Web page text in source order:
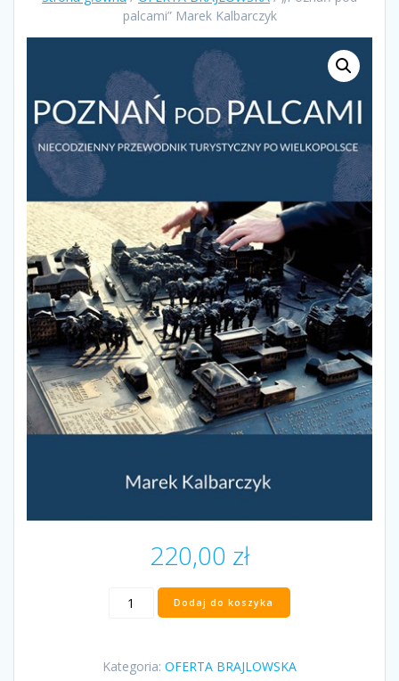
palcami” Marek Kalbarczyk
220,00 zł
ilość
„Poznań
Marek
Dodaj do koszyka
Kategoria: OFERTA BRAJLOWSKA